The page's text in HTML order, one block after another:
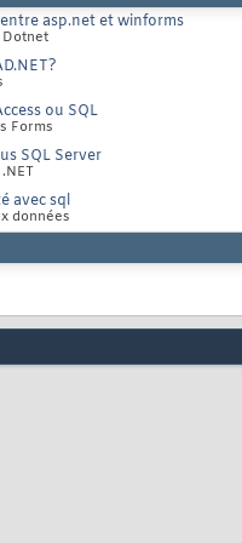
asp.net et winforms
Dotnet
ou SQL
Forms
SQL Server
avec sql
données